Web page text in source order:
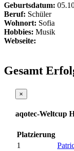
Geburtsdatum:
Beruf: Schüler
Wohnort: Sofia
Hobbies: Musik
Webseite:
Gesamt
×
aqotec-Weltcup
Platzierung
1